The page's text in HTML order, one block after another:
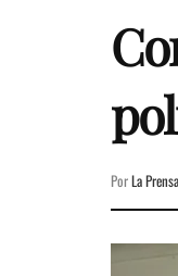
PorLa Prensa